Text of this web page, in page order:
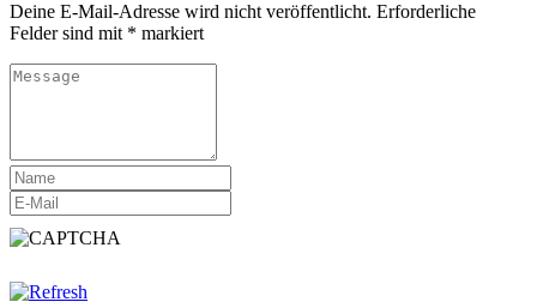
Deine E-Mail-Adresse wird nicht veröffentlicht. Erforderliche
Felder sind mit * markiert